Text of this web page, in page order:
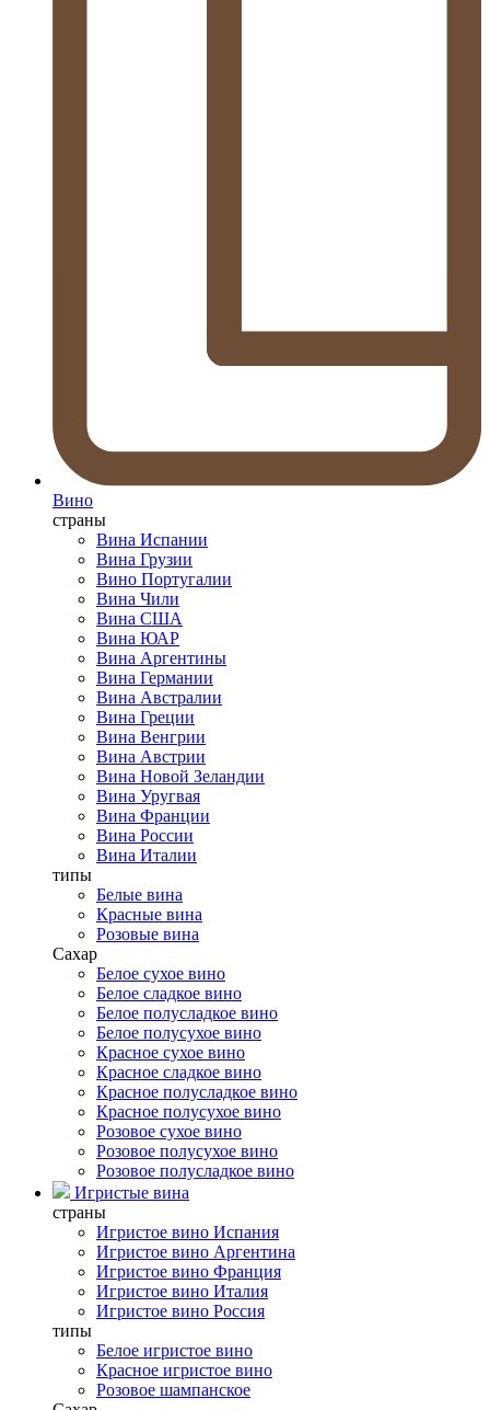
Вино
страны
Вина Испании
Вина Грузии
Вино Португалии
Вина Чили
Вина США
Вина ЮАР
Вина Аргентины
Вина Германии
Вина Австралии
Вина Греции
Вина Венгрии
Вина Австрии
Вина Новой Зеландии
Вина Уругвая
Вина Франции
Вина России
Вина Италии
типы
Белые вина
Красные вина
Розовые вина
Сахар
Белое сухое вино
Белое сладкое вино
Белое полусладкое вино
Белое полусухое вино
Красное сухое вино
Красное сладкое вино
Красное полусладкое вино
Красное полусухое вино
Розовое сухое вино
Розовое полусухое вино
Розовое полусладкое вино
Игристые вина
страны
Игристое вино Испания
Игристое вино Аргентина
Игристое вино Франция
Игристое вино Италия
Игристое вино Россия
типы
Белое игристое вино
Красное игристое вино
Розовое шампанское